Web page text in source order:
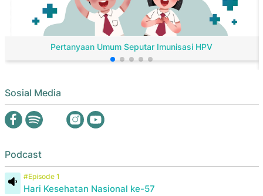
Pertanyaan Umum Seputar Imunisasi HPV
Sosial Media
Podcast
#Episode 1
Hari Kesehatan Nasional ke-57